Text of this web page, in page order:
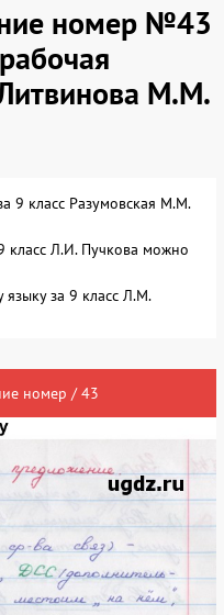
номер №43
М.М.
9 класс Разумовская М.М.
класс Л.И. Пучкова можно
за 9 класс Л.М.
номер / 43